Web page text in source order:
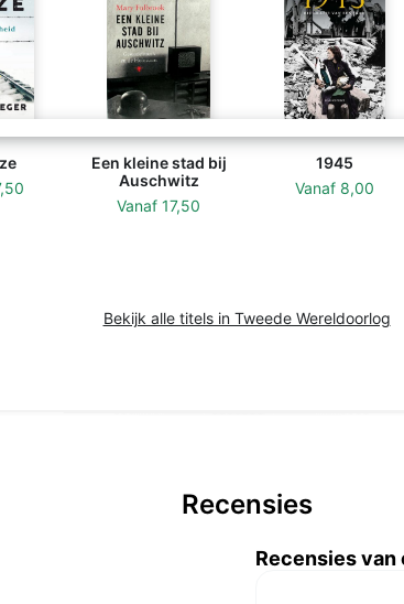
Een kleine stad bij
Auschwitz
Vanaf 17,50
1945
Vanaf 8,00
Bekijk alle titels in Tweede Wereldoorlog
Recensies
Recensies van